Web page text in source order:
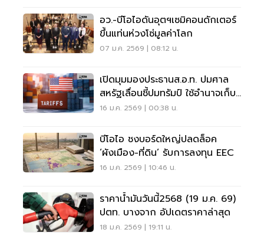
อว.-บีโอไอดันอุตฯเซมิคอนดักเตอร์
ขึ้นแท่นห่วงโซ่มูลค่าโลก
07 ม.ค. 2569 | 08:12 น.
เปิดมุมมองประธานส.อ.ท. ปมศาล
สหรัฐเลื่อนชี้ปมทรัมป์ ใช้อำนาจเก็บ
ภาษีคู่ค้า
16 ม.ค. 2569 | 00:38 น.
บีโอไอ ชงบอร์ดใหญ่ปลดล็อค
‘ผังเมือง-ที่ดิน’ รับการลงทุน EEC
16 ม.ค. 2569 | 10:46 น.
ราคาน้ำมันวันนี้2568 (19 ม.ค. 69)
ปตท. บางจาก อัปเดตราคาล่าสุด
18 ม.ค. 2569 | 19:11 น.